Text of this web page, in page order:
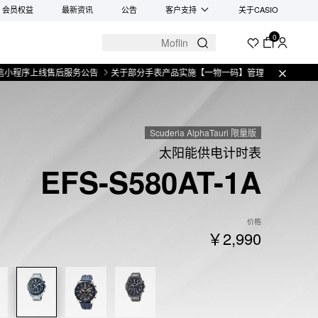
会员权益 最新资讯 公告 客户支持 关于CASIO
0
线售后服务公告 关于部分手表产品实施【一物一码】管理的公告 微信小程序
Scuderia AlphaTauri 限量版
太阳能供电计时表
EFS-S580AT-1A
价格
￥2,990